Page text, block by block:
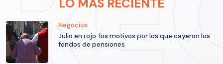
LO MÁS RECIENTE
Negocios
Julio en rojo: los motivos por los que cayeron los
fondos de pensiones